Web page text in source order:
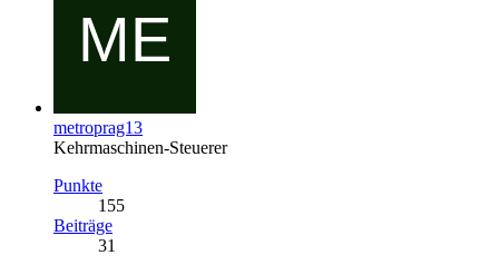
metroprag13
Kehrmaschinen-Steuerer
Punkte
155
Beiträge
31